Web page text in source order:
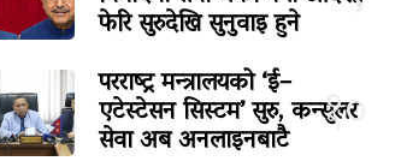
फेरि सुरुदेखि सुनुवाइ हुने
१०
परराष्ट्र मन्त्रालयको ‘ई–
एटेस्टेसन सिस्टम’ सुरु, कन्सुलर
सेवा अब अनलाइनबाटै